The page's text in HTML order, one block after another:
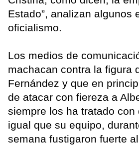
Estado”, analizan algunos
oficialismo.
Los medios de
machacan contra la figura
Fernández y que en
de atacar con fiereza a
siempre los ha tratado con
igual que su equipo,
semana fustigaron fuerte